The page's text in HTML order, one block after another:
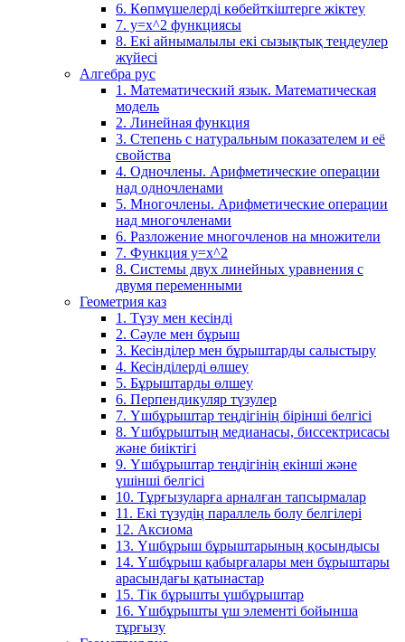
6. Көпмүшелерді көбейткіштерге жіктеу
7. у=х^2 функциясы
8. Екі айнымалылы екі сызықтық теңдеулер
жүйесі
Алгебра рус
1. Математический язык. Математическая
модель
2. Линейная функция
3. Степень с натуральным показателем и её
свойства
4. Одночлены. Арифметические операции
над одночленами
5. Многочлены. Арифметические операции
над многочленами
6. Разложение многочленов на множители
7. Функция y=x^2
8. Системы двух линейных уравнения с
двумя переменными
Геометрия каз
1. Түзу мен кесінді
2. Сәуле мен бұрыш
3. Кесінділер мен бұрыштарды салыстыру
4. Кесінділерді өлшеу
5. Бұрыштарды өлшеу
6. Перпендикуляр түзулер
7. Үшбұрыштар теңдігінің бірінші белгісі
8. Үшбұрыштың медианасы, биссектрисасы
және биіктігі
9. Үшбұрыштар теңдігінің екінші және
үшінші белгісі
10. Тұрғызуларға арналған тапсырмалар
11. Екі түзудің параллель болу белгілері
12. Аксиома
13. Үшбұрыш бұрыштарының қосындысы
14. Үшбұрыш қабырғалары мен бұрыштары
арасындағы қатынастар
15. Тік бұрышты үшбұрыштар
16. Үшбұрышты үш элементі бойынша
тұрғызу